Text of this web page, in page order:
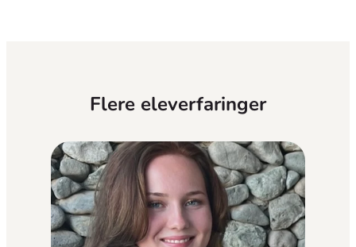
Flere eleverfaringer